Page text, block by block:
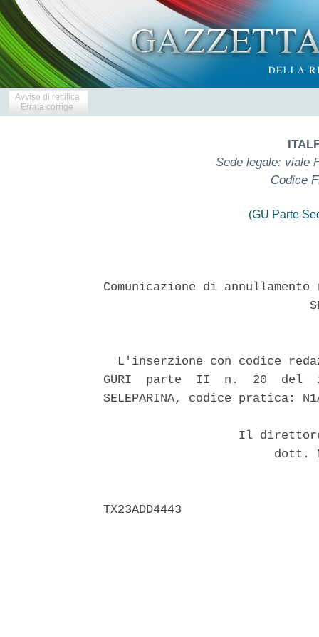
Avviso di rettifica
Errata corrige
Sede legale: viale
Codice
(GU Parte
Comunicazione di
L'inserzione con codice
GURI  parte  II  n.  20  del
SELEPARINA, codice
Il